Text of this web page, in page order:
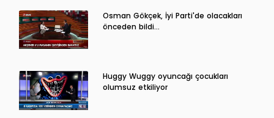
Osman Gökçek, İyi Parti'de olacakları
önceden bildi...
Huggy Wuggy oyuncağı çocukları
olumsuz etkiliyor